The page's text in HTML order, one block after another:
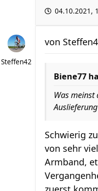
04.10.2021,
Steffen42
von
Biene77
Was
Schwierig
von sehr
Armband,